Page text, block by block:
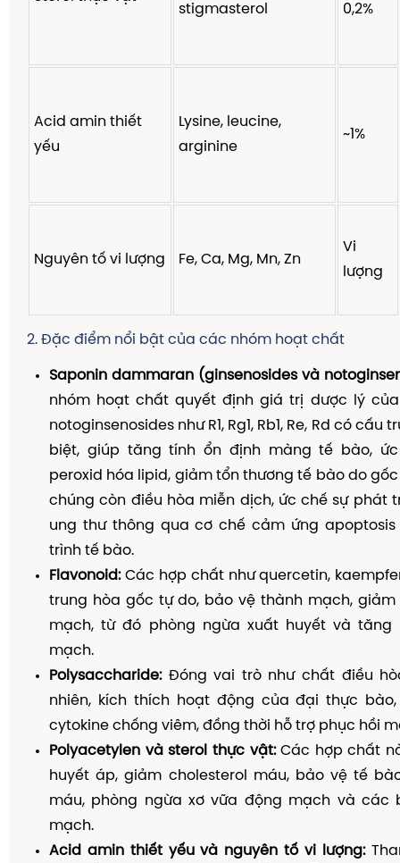
stigmasterol
0,2%
Acid amin thiết
yếu
Lysine, leucine,
arginine
~1%
Nguyên tố vi lượng Fe, Ca, Mg, Mn, Zn
Vi
lượng
2. Đặc điểm nổi bật của các nhóm hoạt chất
Saponin dammaran (ginsenosides và
nhóm hoạt chất quyết định giá trị dược lý
notoginsenosides như R1, Rg1, Rb1, Re, Rd có cấu
biệt, giúp tăng tính ổn định màng tế bào,
peroxid hóa lipid, giảm tổn thương tế bào do gốc
chúng còn điều hòa miễn dịch, ức chế sự phát
ung thư thông qua cơ chế cảm ứng
trình tế bào.
Flavonoid:Các hợp chất như quercetin,
trung hòa gốc tự do, bảo vệ thành mạch,
mạch, từ đó phòng ngừa xuất huyết và tăng
mạch.
Polysaccharide:Đóng vai trò như chất điều
nhiên, kích thích hoạt động của đại thực
cytokine chống viêm, đồng thời hỗ trợ phục hồi
Polyacetylen và sterol thực vật:Các hợp chất
huyết áp, giảm cholesterol máu, bảo vệ tế
máu, phòng ngừa xơ vữa động mạch và các
mạch.
Acid amin thiết yếu và nguyên tố vi lượng: